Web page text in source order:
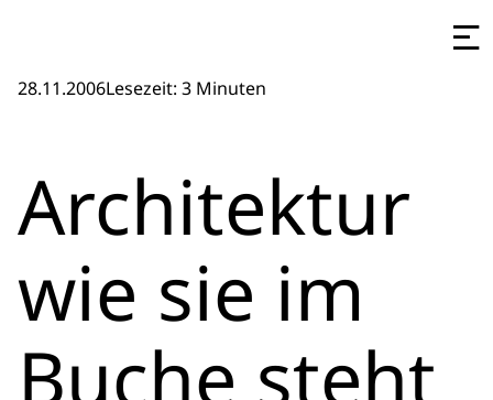
28.11.2006Lesezeit: 3 Minuten
Architektur
wie sie im
Buche steht